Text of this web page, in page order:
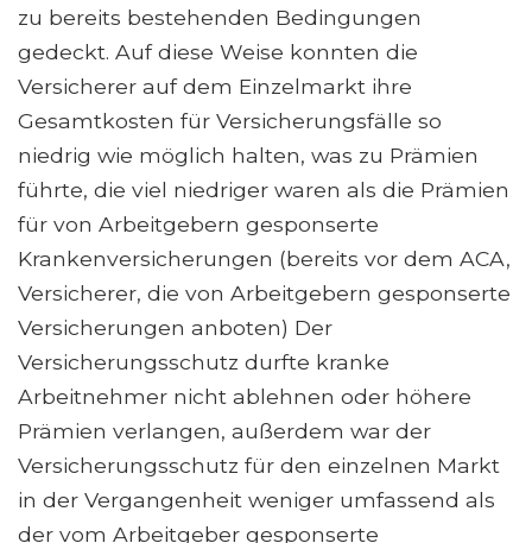
zu bereits bestehenden Bedingungen
gedeckt. Auf diese Weise konnten die
Versicherer auf dem Einzelmarkt ihre
Gesamtkosten für Versicherungsfälle so
niedrig wie möglich halten, was zu Prämien
führte, die viel niedriger waren als die Prämien
für von Arbeitgebern gesponserte
Krankenversicherungen (bereits vor dem ACA,
Versicherer, die von Arbeitgebern gesponserte
Versicherungen anboten) Der
Versicherungsschutz durfte kranke
Arbeitnehmer nicht ablehnen oder höhere
Prämien verlangen, außerdem war der
Versicherungsschutz für den einzelnen Markt
in der Vergangenheit weniger umfassend als
der vom Arbeitgeber gesponserte